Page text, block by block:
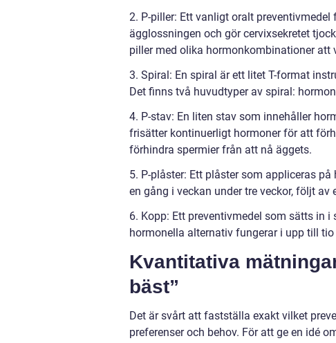
2. P-piller: Ett vanligt oralt
ägglossningen och gör cervixsekretet
piller med olika hormonkombinationer att
3. Spiral: En spiral är ett litet T-format
Det finns två huvudtyper av spiral:
4. P-stav: En liten stav som innehåller
frisätter kontinuerligt hormoner för att
förhindra spermier från att nå äggets.
5. P-plåster: Ett plåster som appliceras
en gång i veckan under tre veckor, följt av
6. Kopp: Ett preventivmedel som sätts in
hormonella alternativ fungerar i upp till tio
Kvantitativa
bäst”
Det är svårt att fastställa exakt vilket
preferenser och behov. För att ge en idé